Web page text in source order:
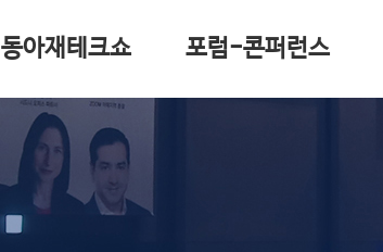
동아재테크쇼 포럼-콘퍼런스